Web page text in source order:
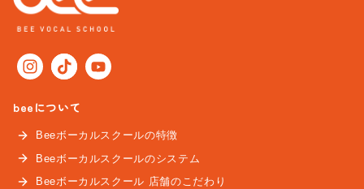
beeについて
Beeボーカルスクールの特徴
Beeボーカルスクールのシステム
Beeボーカルスクール 店舗のこだわり